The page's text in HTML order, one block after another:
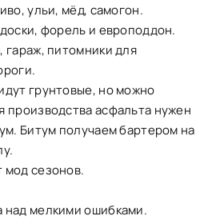
ульи, мёд, самогон.
форель и европоддон.
питомники для
грунтовые, но можно
производства асфальта нужен
Битум получаем бартером на
мод сезонов.
над мелкими ошибками.